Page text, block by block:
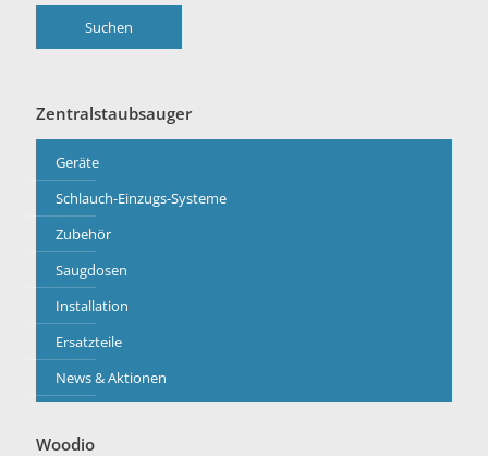
Suchen
Zentralstaubsauger
Geräte
Schlauch-Einzugs-Systeme
Zubehör
Saugdosen
Installation
Ersatzteile
News & Aktionen
Woodio